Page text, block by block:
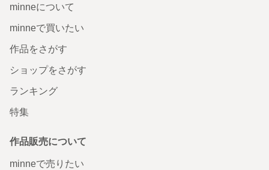
minneについて
minneで買いたい
作品をさがす
ショップをさがす
ランキング
特集
作品販売について
minneで売りたい